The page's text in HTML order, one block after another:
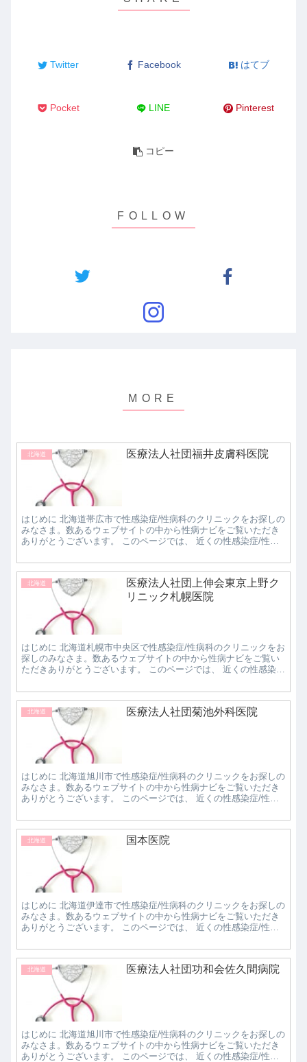
Twitter Facebook はてブ
Pocket LINE Pinterest
コピー
北海道 医療法人社団福井皮膚科医院
はじめに 北海道帯広市で性感染症/性病科のクリニックをお探しの
みなさま。数あるウェブサイトの中から性病ナビをご覧いただき
ありがとうございます。 このページでは、 近くの性感染症/性病
北海道
医療法人社団上伸会東京上野ク
リニック札幌医院
はじめに 北海道札幌市中央区で性感染症/性病科のクリニックをお
探しのみなさま。数あるウェブサイトの中から性病ナビをご覧い
ただきありがとうございます。 このページでは、 近くの性感染
北海道 医療法人社団菊池外科医院
はじめに 北海道旭川市で性感染症/性病科のクリニックをお探しの
みなさま。数あるウェブサイトの中から性病ナビをご覧いただき
ありがとうございます。 このページでは、 近くの性感染症/性病
北海道 国本医院
はじめに 北海道伊達市で性感染症/性病科のクリニックをお探しの
みなさま。数あるウェブサイトの中から性病ナビをご覧いただき
ありがとうございます。 このページでは、 近くの性感染症/性病
北海道 医療法人社団功和会佐久間病院
はじめに 北海道旭川市で性感染症/性病科のクリニックをお探しの
みなさま。数あるウェブサイトの中から性病ナビをご覧いただき
ありがとうございます。 このページでは、 近くの性感染症/性病